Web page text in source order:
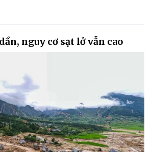
nguy cơ sạt lở vẫn cao